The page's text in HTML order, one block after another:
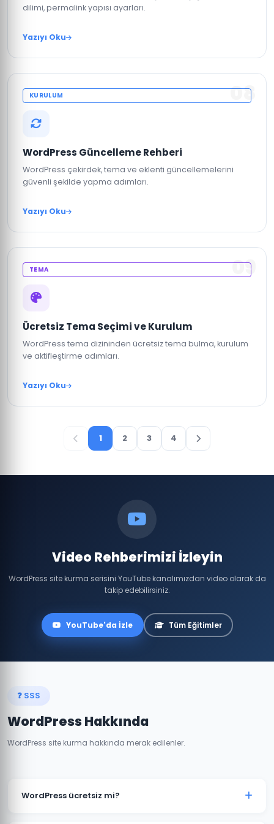
dilimi, permalink yapısı ayarları.
Yazıyı Oku
08
KURULUM
WordPress Güncelleme Rehberi
WordPress çekirdek, tema ve eklenti güncellemelerini
güvenli şekilde yapma adımları.
Yazıyı Oku
09
TEMA
Ücretsiz Tema Seçimi ve Kurulum
WordPress tema dizininden ücretsiz tema bulma, kurulum
ve aktifleştirme adımları.
Yazıyı Oku
1 2 3 4
Video Rehberimizi İzleyin
WordPress site kurma serisini YouTube kanalımızdan video olarak da
takip edebilirsiniz.
YouTube'da İzle Tüm Eğitimler
❓ SSS
WordPress Hakkında
WordPress site kurma hakkında merak edilenler.
WordPress ücretsiz mi?